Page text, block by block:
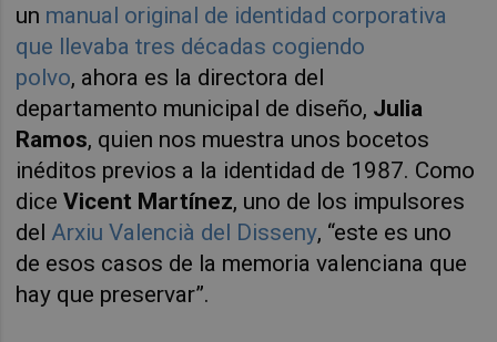
un manual original de identidad corporativa
que llevaba tres décadas cogiendo
polvo, ahora es la directora del
departamento municipal de diseño, Julia
Ramos, quien nos muestra unos bocetos
inéditos previos a la identidad de 1987. Como
diceVicent Martínez, uno de los impulsores
del Arxiu Valencià del Disseny, “este es uno
de esos casos de la memoria valenciana que
hay que preservar”.